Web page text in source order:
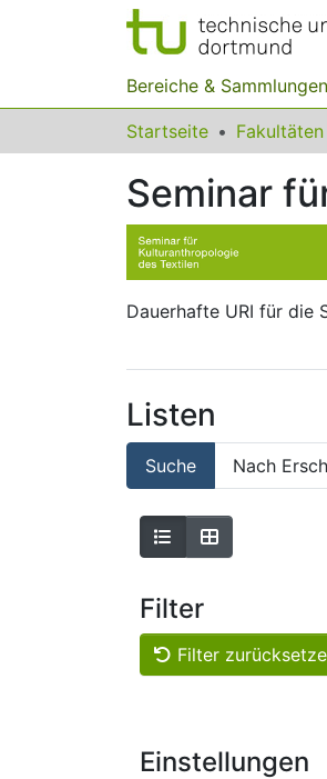
Bereiche & Sammlungen
Startseite Fakultäten
Seminar
Dauerhafte URI für die
Listen
Suche Nach
Filter
Filter
Einstellungen